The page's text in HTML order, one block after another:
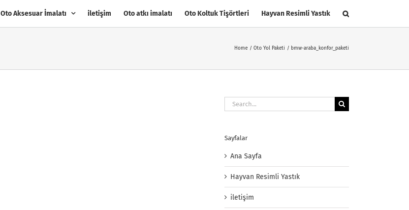
Oto Aksesuar İmalatı iletişim Oto atkı imalatı Oto Koltuk Tişörtleri Hayvan Resimli Yastık
Home Oto Yol Paketi bmw-araba_konfor_paketi
Search
for:
Sayfalar
Ana Sayfa
Hayvan Resimli Yastık
iletişim